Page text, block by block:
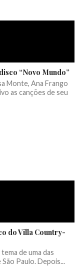
“Novo Mundo”
Monte, Ana Frango
as canções de seu
do Villa Country-
de uma das
Paulo. Depois...